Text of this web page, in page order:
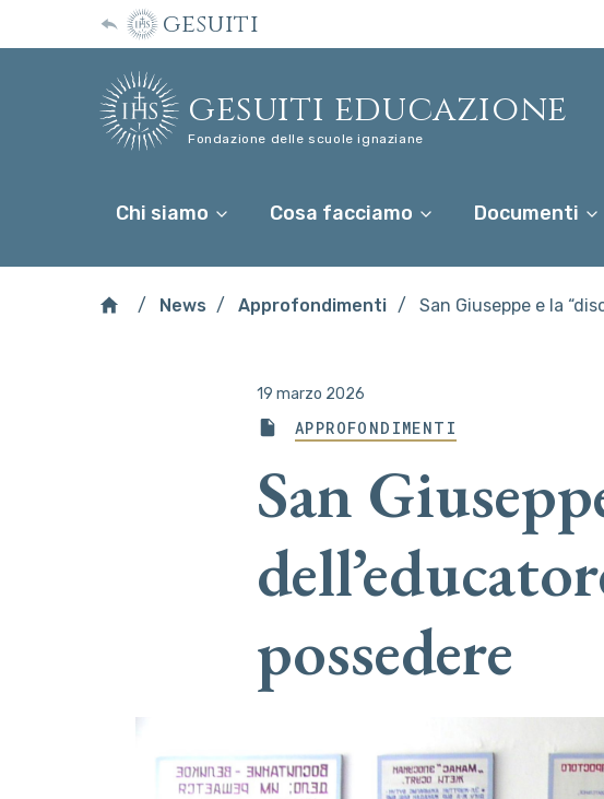
gesuiti
gesuiti educazione
Fondazione delle scuole ignaziane
Chi siamo Cosa facciamo Documenti
News Approfondimenti San Giuseppe e la
19 marzo 2026
APPROFONDIMENTI
San
possedere